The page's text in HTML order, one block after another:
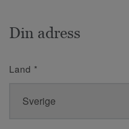
Din adress
Land *